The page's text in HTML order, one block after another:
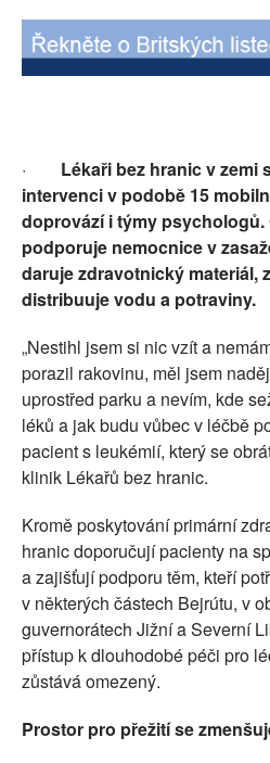
· Lékaři bez hranic v zemi
intervenci v podobě 15
doprovází i týmy psychologů.
podporuje nemocnice v
daruje zdravotnický materiál,
distribuuje vodu a potraviny.
„Nestihl jsem si nic vzít a
porazil rakovinu, měl jsem
uprostřed parku a nevím, kde
léků a jak budu vůbec v léčbě
pacient s leukémií, který se
klinik Lékařů bez hranic.
Kromě poskytování primární
hranic doporučují pacienty na
a zajišťují podporu těm, kteří
v některých částech Bejrútu, v
guvernorátech Jižní a Severní
přístup k dlouhodobé péči pro
zůstává omezený.
Prostor pro přežití se